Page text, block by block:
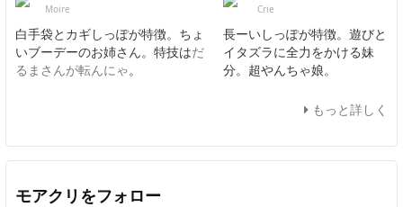
Moire
白手袋とカギしっぽが特徴。ちょ
いブーデーのお姉さん。特技はだ
るまさんが転んにゃ。
Crie
長ーいしっぽが特徴。遊びと
イタズラに全力をかける妹
分。超やんちゃ娘。
もっと詳しく
モアクリをフォロー